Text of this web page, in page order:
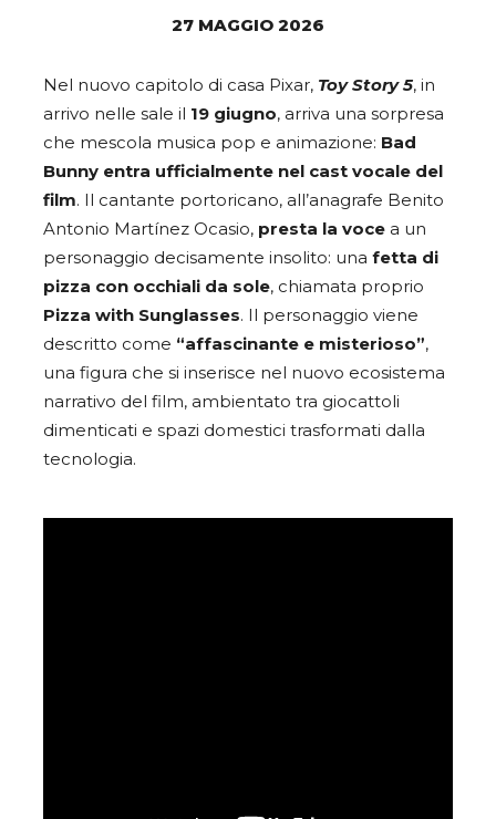
27 MAGGIO 2026
Nel nuovo capitolo di casa Pixar, Toy Story 5, in
arrivo nelle sale il 19 giugno, arriva una sorpresa
che mescola musica pop e animazione: Bad
Bunny entra ufficialmente nel cast vocale del
film. Il cantante portoricano, all’anagrafe Benito
Antonio Martínez Ocasio, presta la voce a un
personaggio decisamente insolito: una fetta di
pizza con occhiali da sole, chiamata proprio
Pizza with Sunglasses. Il personaggio viene
descritto come “affascinante e misterioso”,
una figura che si inserisce nel nuovo ecosistema
narrativo del film, ambientato tra giocattoli
dimenticati e spazi domestici trasformati dalla
tecnologia.